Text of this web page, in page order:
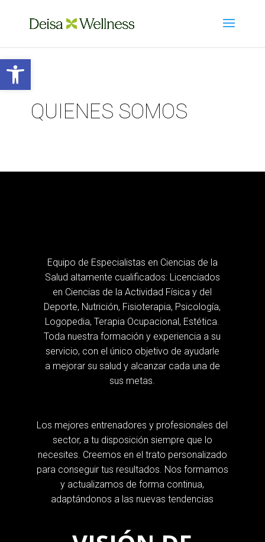
Abrir barra de herramientas
QUIENES SOMOS
Equipo de Especialistas en Ciencias de la
Salud altamente cualificados: Licenciados
en Ciencias de la Actividad Física y del
Deporte, Nutrición, Fisioterapia, Psicología,
Logopedia, Terapia Ocupacional, Estética.
Toda nuestra formación y experiencia a su
servicio, con el único objetivo de ayudarle
a mejorar su salud y alcanzar cada una de
sus metas.
Los mejores entrenadores y profesionales del
sector, a tu disposición siempre que lo
necesites. Creemos en el trato personalizado
para conseguir tus resultados. Nos formamos
y actualizamos de forma continua,
adaptándonos a las nuevas tendencias